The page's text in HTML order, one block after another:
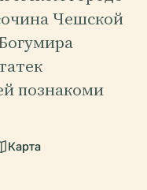
Чешской
познакоми
Карта